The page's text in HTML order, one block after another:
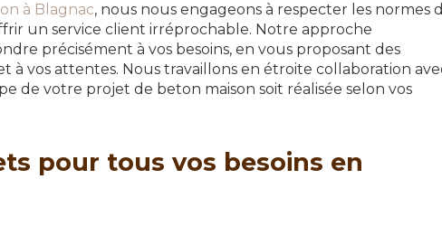
à Blagnac, nous nous engageons à respecter les normes
un service client irréprochable. Notre approche
précisément à vos besoins, en vous proposant des
à vos attentes. Nous travaillons en étroite collaboration
de votre projet de beton maison soit réalisée selon vos
pour tous vos besoins en